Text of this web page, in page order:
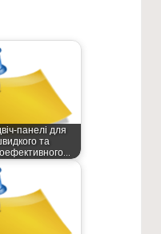
для
та